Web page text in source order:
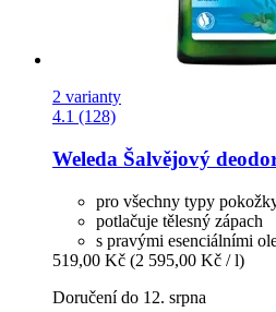
2 varianty
4.1 (128)
Weleda Šalvějový
pro všechny typy
potlačuje tělesný zápach
s pravými esenciálními
519,00 Kč (2 595,00 Kč / l)
Doručení do 12. srpna